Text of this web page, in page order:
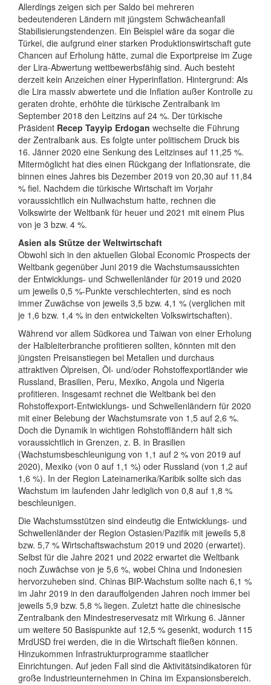
Allerdings zeigen sich per Saldo bei mehreren
bedeutenderen Ländern mit jüngstem Schwächeanfall
Stabilisierungstendenzen. Ein Beispiel wäre da sogar die
Türkei, die aufgrund einer starken Produktionswirtschaft gute
Chancen auf Erholung hätte, zumal die Exportpreise im Zuge
der Lira-Abwertung wettbewerbsfähig sind. Auch besteht
derzeit kein Anzeichen einer Hyperinflation. Hintergrund: Als
die Lira massiv abwertete und die Inflation außer Kontrolle zu
geraten drohte, erhöhte die türkische Zentralbank im
September 2018 den Leitzins auf 24 %. Der türkische
Präsident Recep Tayyip Erdogan wechselte die Führung
der Zentralbank aus. Es folgte unter politischem Druck bis
16. Jänner 2020 eine Senkung des Leitzinses auf 11,25 %.
Mitermöglicht hat dies einen Rückgang der Inflationsrate, die
binnen eines Jahres bis Dezember 2019 von 20,30 auf 11,84
% fiel. Nachdem die türkische Wirtschaft im Vorjahr
voraussichtlich ein Nullwachstum hatte, rechnen die
Volkswirte der Weltbank für heuer und 2021 mit einem Plus
von je 3 bzw. 4 %.
Asien als Stütze der Weltwirtschaft
Obwohl sich in den aktuellen Global Economic Prospects der
Weltbank gegenüber Juni 2019 die Wachstumsaussichten
der Entwicklungs- und Schwellenländer für 2019 und 2020
um jeweils 0,5 %-Punkte verschlechterten, sind es noch
immer Zuwächse von jeweils 3,5 bzw. 4,1 % (verglichen mit
je 1,6 bzw. 1,4 % in den entwickelten Volkswirtschaften).
Während vor allem Südkorea und Taiwan von einer Erholung
der Halbleiterbranche profitieren sollten, könnten mit den
jüngsten Preisanstiegen bei Metallen und durchaus
attraktiven Ölpreisen, Öl- und/oder Rohstoffexportländer wie
Russland, Brasilien, Peru, Mexiko, Angola und Nigeria
profitieren. Insgesamt rechnet die Weltbank bei den
Rohstoffexport-Entwicklungs- und Schwellenländern für 2020
mit einer Belebung der Wachstumsrate von 1,5 auf 2,6 %.
Doch die Dynamik in wichtigen Rohstoffländern hält sich
voraussichtlich in Grenzen, z. B. in Brasilien
(Wachstumsbeschleunigung von 1,1 auf 2 % von 2019 auf
2020), Mexiko (von 0 auf 1,1 %) oder Russland (von 1,2 auf
1,6 %). In der Region Lateinamerika/Karibik sollte sich das
Wachstum im laufenden Jahr lediglich von 0,8 auf 1,8 %
beschleunigen.
Die Wachstumsstützen sind eindeutig die Entwicklungs- und
Schwellenländer der Region Ostasien/Pazifik mit jeweils 5,8
bzw. 5,7 % Wirtschaftswachstum 2019 und 2020 (erwartet).
Selbst für die Jahre 2021 und 2022 erwartet die Weltbank
noch Zuwächse von je 5,6 %, wobei China und Indonesien
hervorzuheben sind. Chinas BIP-Wachstum sollte nach 6,1 %
im Jahr 2019 in den darauffolgenden Jahren noch immer bei
jeweils 5,9 bzw. 5,8 % liegen. Zuletzt hatte die chinesische
Zentralbank den Mindestreservesatz mit Wirkung 6. Jänner
um weitere 50 Basispunkte auf 12,5 % gesenkt, wodurch 115
MrdUSD frei werden, die in die Wirtschaft fließen können.
Hinzukommen Infrastrukturprogramme staatlicher
Einrichtungen. Auf jeden Fall sind die Aktivitätsindikatoren für
große Industrieunternehmen in China im Expansionsbereich.